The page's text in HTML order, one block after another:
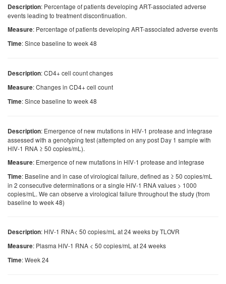
Description: Percentage of patients developing ART-associated adverse
events leading to treatment discontinuation.
Measure: Percentage of patients developing ART-associated adverse events
Time: Since baseline to week 48
Description: CD4+ cell count changes
Measure: Changes in CD4+ cell count
Time: Since baseline to week 48
Description: Emergence of new mutations in HIV-1 protease and integrase
assessed with a genotyping test (attempted on any post Day 1 sample with
HIV-1 RNA ≥ 50 copies/mL).
Measure: Emergence of new mutations in HIV-1 protease and integrase
Time: Baseline and in case of virological failure, defined as ≥ 50 copies/mL
in 2 consecutive determinations or a single HIV-1 RNA values > 1000
copies/mL. We can observe a virological failure throughout the study (from
baseline to week 48)
Description: HIV-1 RNA< 50 copies/mL at 24 weeks by TLOVR
Measure: Plasma HIV-1 RNA < 50 copies/mL at 24 weeks
Time: Week 24